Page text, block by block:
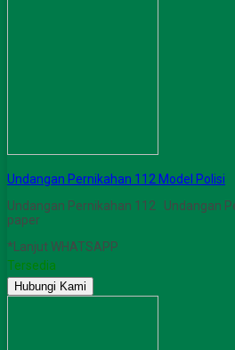
Undangan Pernikahan 112 Model Polisi
Undangan Pernikahan 112 Undangan
paper
*Lanjut WHATSAPP
Tersedia
Hubungi Kami